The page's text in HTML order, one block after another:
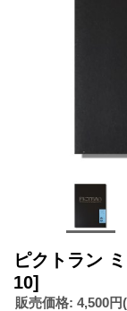
ピクトラン
10]
販売価格: 4,500円